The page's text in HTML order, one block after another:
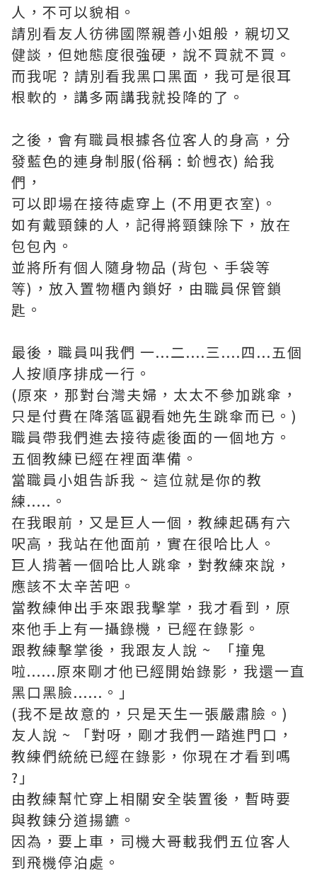
人，不可以貌相。
請別看友人彷彿國際親善小姐般，親切又
健談，但她態度很強硬，說不買就不買。
而我呢 ? 請別看我黑口黑面，我可是很耳
根軟的，講多兩講我就投降的了。
之後，會有職員根據各位客人的身高，分
發藍色的連身制服(俗稱 : 蚧乸衣) 給我
們，
可以即場在接待處穿上 (不用更衣室)。
如有戴頸鍊的人，記得將頸錬除下，放在
包包內。
並將所有個人隨身物品 (背包、手袋等
等)，放入置物櫃內鎖好，由職員保管鎖
匙。
最後，職員叫我們 一...二....三....四...五個
人按順序排成一行。
(原來，那對台灣夫婦，太太不參加跳傘，
只是付費在降落區觀看她先生跳傘而已。)
職員帶我們進去接待處後面的一個地方。
五個教練已經在裡面準備。
當職員小姐告訴我 ~ 這位就是你的教
練.....。
在我眼前，又是巨人一個，教練起碼有六
呎高，我站在他面前，實在很哈比人。
巨人揹著一個哈比人跳傘，對教練來說，
應該不太辛苦吧。
當教練伸出手來跟我擊掌，我才看到，原
來他手上有一攝錄機，已經在錄影。
跟教練擊掌後，我跟友人說 ~ 「撞鬼
啦......原來剛才他已經開始錄影，我還一直
黑口黑臉......。」
(我不是故意的，只是天生一張嚴肅臉。)
友人說 ~ 「對呀，剛才我們一踏進門口，
教練們統統已經在錄影，你現在才看到嗎
?」
由教練幫忙穿上相關安全裝置後，暫時要
與教鍊分道揚鑣。
因為，要上車，司機大哥載我們五位客人
到飛機停泊處。